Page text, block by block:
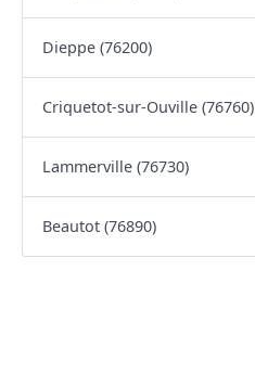
Dieppe (76200)
Criquetot-sur-Ouville (76760)
Lammerville (76730)
Beautot (76890)